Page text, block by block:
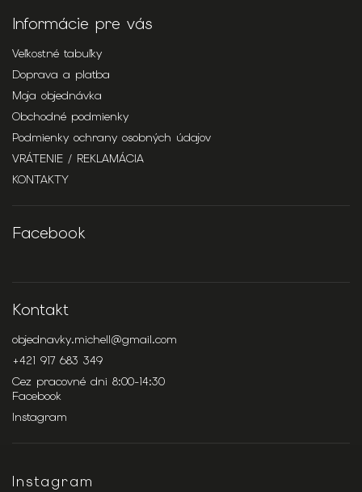
Informácie pre vás
Veľkostné tabuľky
Doprava a platba
Moja objednávka
Obchodné podmienky
Podmienky ochrany osobných údajov
VRÁTENIE / REKLAMÁCIA
KONTAKTY
Facebook
Kontakt
objednavky.michell@gmail.com
+421 917 683 349
Cez pracovné dni 8:00-14:30
Facebook
Instagram
Instagram